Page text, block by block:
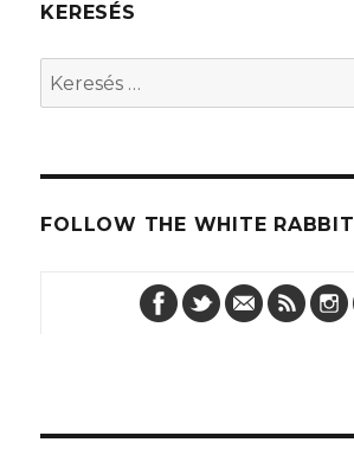
KERESÉS
Keresés
a
kifejezésre:
FOLLOW THE WHITE RABBIT